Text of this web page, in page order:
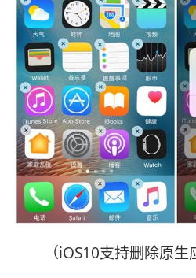
（iOS10支持删除原生